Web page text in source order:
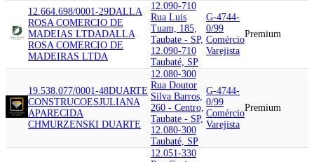
12.664.698/0001-29DALLA
ROSA COMERCIO DE
MADEIAS LTDADALLA
ROSA COMERCIO DE
MADEIRAS LTDA
12.090-710
Rua Luis
Tuam, 185,
Taubate - SP,
12.090-710
Taubaté, SP
G-4744-
0/99
Comércio
Varejista
Premium
19.538.077/0001-48DUARTE
CONSTRUCOESJULIANA
APARECIDA
CHMURZENSKI DUARTE
12.080-300
Rua Doutor
Silva Barros,
260 - Centro,
Taubate - SP,
12.080-300
Taubaté, SP
G-4744-
0/99
Comércio
Varejista
Premium
12.051-330